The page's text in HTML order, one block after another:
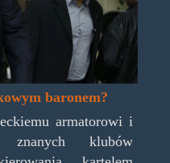
baronem?
armatorowi i
znanych klubów